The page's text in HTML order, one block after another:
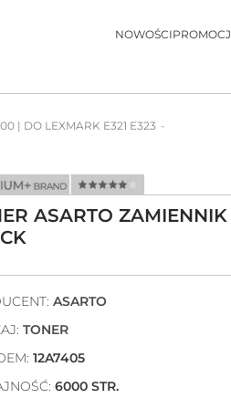
NOWOŚCI
| DO LEXMARK E321 E323
ASARTO
ASARTO
TONER
12A7405
6000 STR.